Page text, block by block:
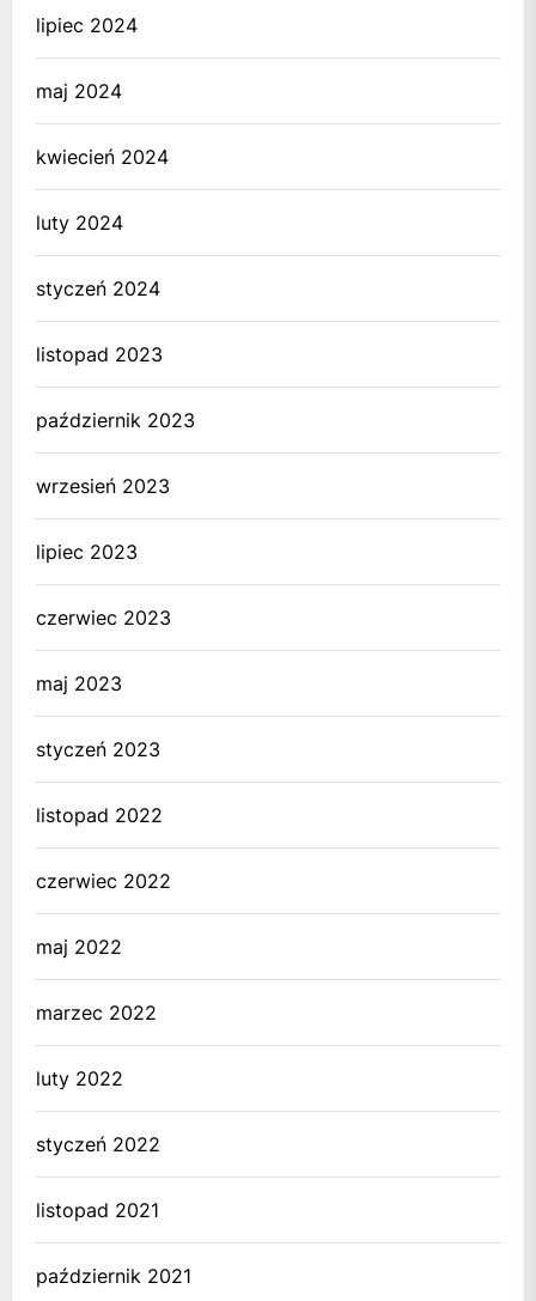
lipiec 2024
maj 2024
kwiecień 2024
luty 2024
styczeń 2024
listopad 2023
październik 2023
wrzesień 2023
lipiec 2023
czerwiec 2023
maj 2023
styczeń 2023
listopad 2022
czerwiec 2022
maj 2022
marzec 2022
luty 2022
styczeń 2022
listopad 2021
październik 2021